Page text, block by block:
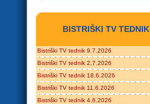
BISTRIŠKI TV TEDNIK
Bistriški TV tednik 9.7.2026
Bistriški TV tednik 2.7.2026
Bistriški TV tednik 18.6.2026
Bistriški TV tednik 11.6.2026
Bistriški TV tednik 4.6.2026